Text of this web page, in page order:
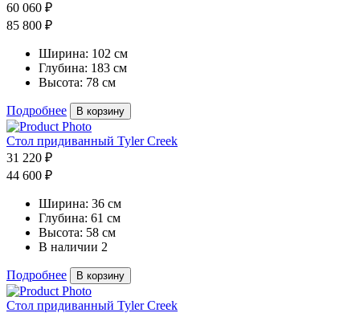
60 060 ₽
85 800 ₽
Ширина: 102 см
Глубина: 183 см
Высота: 78 см
Подробнее В корзину
Стол придиванный Tyler Creek
31 220 ₽
44 600 ₽
Ширина: 36 см
Глубина: 61 см
Высота: 58 см
В наличии 2
Подробнее В корзину
Стол придиванный Tyler Creek